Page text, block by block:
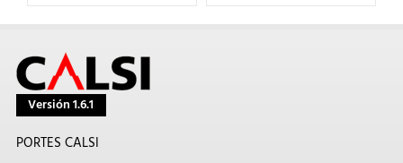
Versión 1.6.1
PORTES CALSI